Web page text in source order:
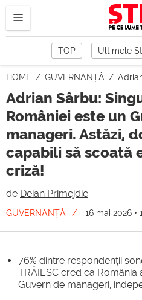
TOP Ultimele
HOME GUVERNANȚĂ Adrian Sârbu: Singura salvare
Adrian Sârbu:
României este un
manageri. Astăzi,
capabili să scoată
criză!
de Deian Primejdie
GUVERNANȚĂ 16 mai 2026 •
76% dintre respondenții
TRĂIESC cred că România
Guvern de manageri,